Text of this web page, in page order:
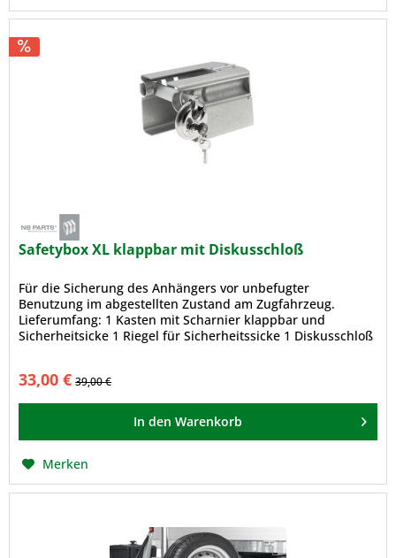
Safetybox XL klappbar mit Diskusschloß
Für die Sicherung des Anhängers vor unbefugter
Benutzung im abgestellten Zustand am Zugfahrzeug.
Lieferumfang: 1 Kasten mit Scharnier klappbar und
Sicherheitsicke 1 Riegel für Sicherheitssicke 1 Diskusschloß
33,00 € 39,00 €
In den Warenkorb
Merken